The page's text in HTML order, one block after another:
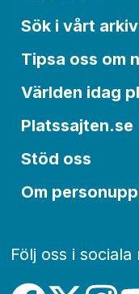
Sök i vårt arkiv
Tipsa oss om
Världen idag
Platssajten.se
Stöd oss
Om
Följ oss i sociala